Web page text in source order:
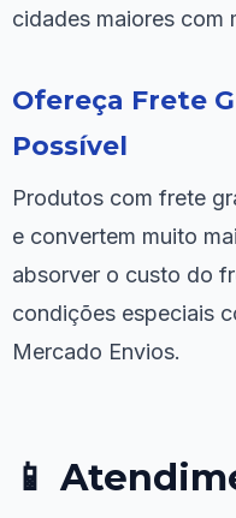
cidades maiores com
Ofereça Frete
Possível
Produtos com frete
e convertem muito
absorver o custo do
condições especiais
Mercado Envios.
📱